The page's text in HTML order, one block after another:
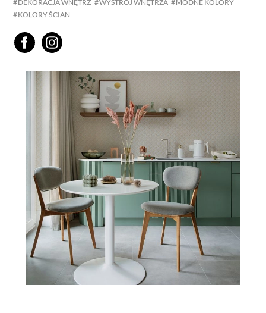
DEKORACJA WNĘTRZ WYSTRÓJ WNĘTRZA
MODNE KOLORY
KOLORY ŚCIAN